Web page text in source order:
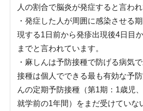
人の割合で脳炎が発症すると言われ
・発症した人が周囲に感染させる
現する1日前から発疹出現後4日目
までと言われています。
・麻しんは予防接種で防げる病気
接種は個人でできる最も有効な予
んの定期予防接種（第1期：1歳児
就学前の1年間）をまだ受けていな